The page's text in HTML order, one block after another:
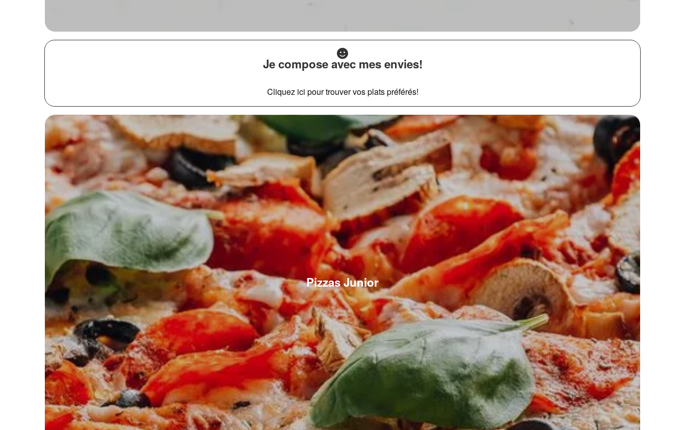
Je compose avec mes envies!
Cliquez ici pour trouver vos plats préférés!
Pizzas Junior